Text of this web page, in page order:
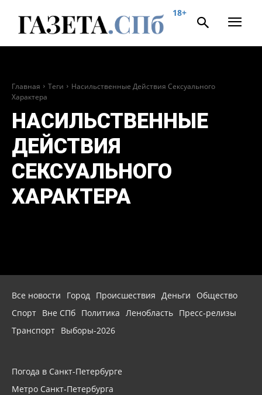
18+
Главная Теги
Насильственные Действия Сексуального
Характера
НАСИЛЬСТВЕННЫЕ
ДЕЙСТВИЯ
СЕКСУАЛЬНОГО
ХАРАКТЕРА
Все новости Город Происшествия Деньги
Общество
Спорт Вне СПб Политика Ленобласть Пресс-релизы
Транспорт Выборы-2026
Погода в Санкт-Петербурге
Метро Санкт-Петербурга